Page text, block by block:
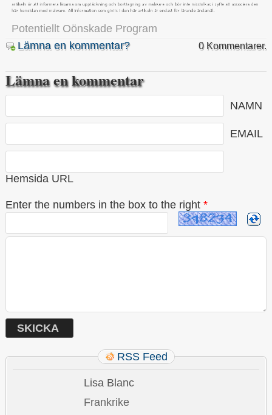
Potentiellt Oönskade Program
Lämna en kommentar?
0 Kommentarer.
Lämna en kommentar
NAMN
EMAIL
Hemsida URL
Enter the numbers in the box to the right *
RSS Feed
Lisa Blanc
Frankrike